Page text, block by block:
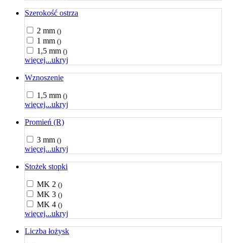
Szerokość ostrza
2 mm ()
1 mm ()
1,5 mm ()
więcej...ukryj
Wznoszenie
1,5 mm ()
więcej...ukryj
Promień (R)
3 mm ()
więcej...ukryj
Stożek stopki
MK 2 ()
MK 3 ()
MK 4 ()
więcej...ukryj
Liczba łożysk